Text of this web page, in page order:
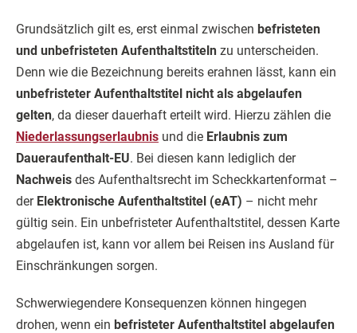
Grundsätzlich gilt es, erst einmal zwischen befristeten
und unbefristeten Aufenthaltstiteln zu unterscheiden.
Denn wie die Bezeichnung bereits erahnen lässt, kann ein
unbefristeter Aufenthaltstitel nicht als abgelaufen
gelten, da dieser dauerhaft erteilt wird. Hierzu zählen die
Niederlassungserlaubnis und die Erlaubnis zum
Daueraufenthalt-EU. Bei diesen kann lediglich der
Nachweis des Aufenthaltsrecht im Scheckkartenformat –
der Elektronische Aufenthaltstitel (eAT) – nicht mehr
gültig sein. Ein unbefristeter Aufenthaltstitel, dessen Karte
abgelaufen ist, kann vor allem bei Reisen ins Ausland für
Einschränkungen sorgen.
Schwerwiegendere Konsequenzen können hingegen
drohen, wenn ein befristeter Aufenthaltstitel abgelaufen